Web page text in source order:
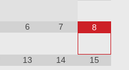
6 7 8
13 14 15